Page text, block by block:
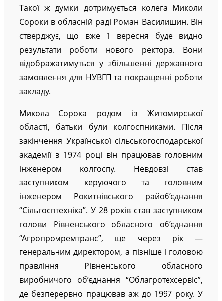
Такої ж думки дотримується колега Миколи
Сороки в обласній раді Роман Василишин. Він
стверджує, що вже 1 вересня буде видно
результати роботи нового ректора. Вони
відображатимуться у збільшенні державного
замовлення для НУВГП та покращенні роботи
закладу.
Микола Сорока родом із Житомирської
області, батьки були колгоспниками. Після
закінчення Української сільськогосподарської
академії в 1974 році він працював головним
інженером колгоспу. Невдовзі став
заступником керуючого та головним
інженером Рокитнівського райоб’єднання
“Сільгосптехніка”. У 28 років став заступником
голови Рівненського обласного об’єднання
“Агропромремтранс”, ще через рік —
генеральним директором, а пізніше і головою
правління Рівненського обласного
виробничого об’єднання “Облагротехсервіс”,
де безперервно працював аж до 1997 року. У